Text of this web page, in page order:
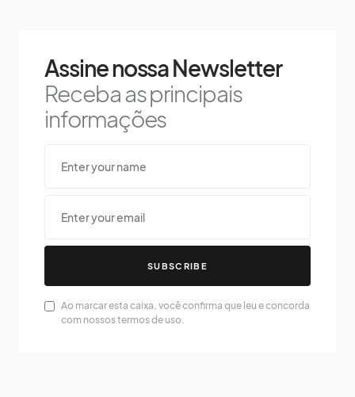
Assine nossa Newsletter
Receba as principais
informações
SUBSCRIBE
Ao marcar esta caixa, você confirma que leu e concorda
com nossos termos de uso.